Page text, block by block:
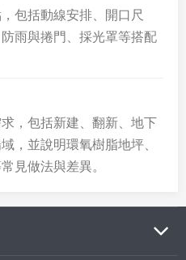
包括動線安排、開口尺
雨與捲門、採光罩等搭配
，包括新建、翻新、地下
，並說明環氧樹脂地坪、
見做法與差異。